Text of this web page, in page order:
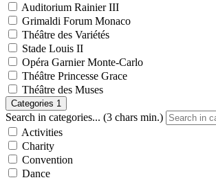
Auditorium Rainier III
Grimaldi Forum Monaco
Théâtre des Variétés
Stade Louis II
Opéra Garnier Monte-Carlo
Théâtre Princesse Grace
Théâtre des Muses
Categories 1
Search in categories... (3 chars min.)
Activities
Charity
Convention
Dance